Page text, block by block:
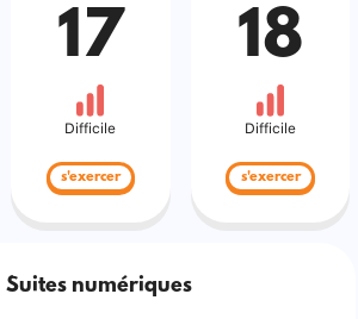
17
Difficile
s'exercer
18
Difficile
s'exercer
Suites numériques